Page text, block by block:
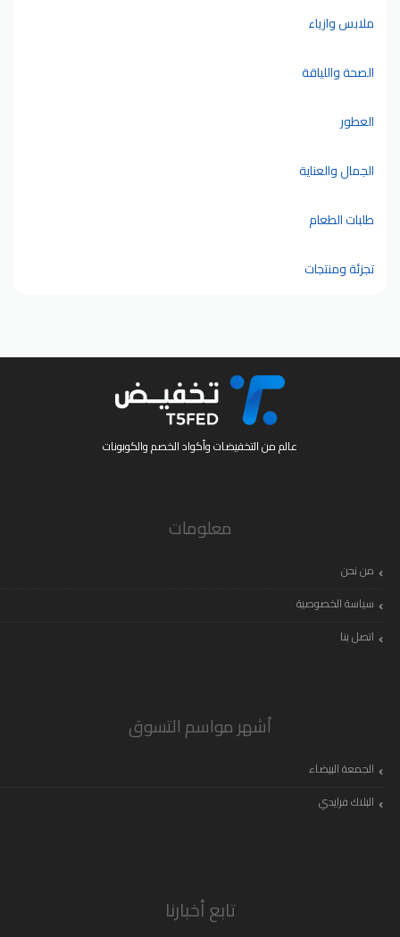
ملابس وازياء
الصحة واللياقة
العطور
الجمال والعناية
طلبات الطعام
تجزئة ومنتجات
عالم من التخفيضات وأكواد الخصم والكوبونات
معلومات
من نحن
سياسة الخصوصية
اتصل بنا
أشهر مواسم التسوق
الجمعة البيضاء
البلاك فرايدي
تابع أخبارنا